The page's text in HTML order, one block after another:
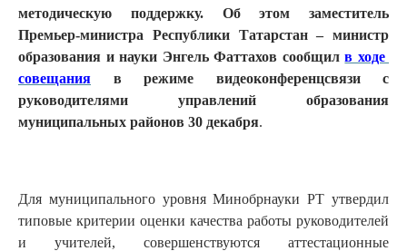
методическую поддержку.
Об этом заместитель
Премьер-министра Республики Татарстан – министр
образования и науки Энгель Фаттахов сообщилв ходе
совещания в режиме видеоконференцсвязи с
руководителями управлений образования
муниципальных районов 30 декабря.
Для муниципального уровня Минобрнауки РТ утвердил
типовые критерии оценки качества работы руководителей
и учителей, совершенствуются аттестационные